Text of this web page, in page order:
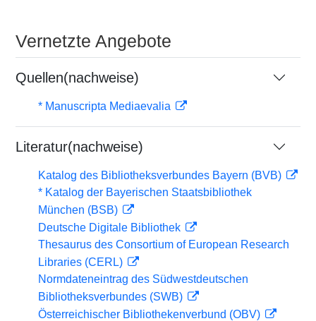
Vernetzte Angebote
Quellen(nachweise)
* Manuscripta Mediaevalia
Literatur(nachweise)
Katalog des Bibliotheksverbundes Bayern (BVB)
* Katalog der Bayerischen Staatsbibliothek
München (BSB)
Deutsche Digitale Bibliothek
Thesaurus des Consortium of European Research
Libraries (CERL)
Normdateneintrag des Südwestdeutschen
Bibliotheksverbundes (SWB)
Österreichischer Bibliothekenverbund (OBV)